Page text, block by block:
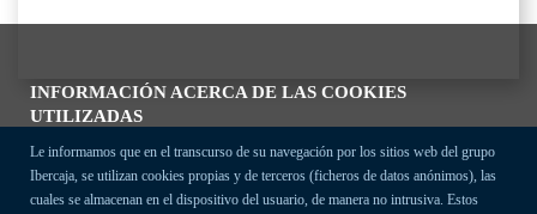
INFORMACIÓN ACERCA DE LAS COOKIES
UTILIZADAS
Le informamos que en el transcurso de su navegación por los sitios web del grupo
Ibercaja, se utilizan cookies propias y de terceros (ficheros de datos anónimos), las
cuales se almacenan en el dispositivo del usuario, de manera no intrusiva. Estos